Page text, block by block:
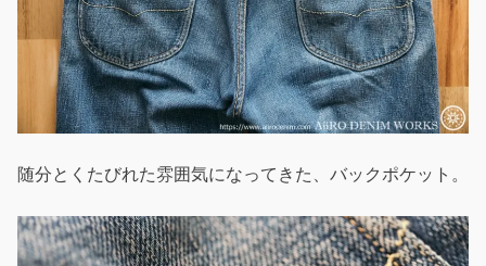
随分とくたびれた雰囲気になってきた、バックポケット。